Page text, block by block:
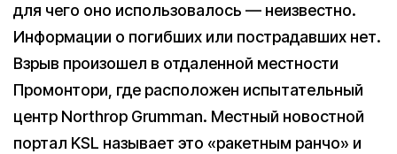
для чего оно использовалось — неизвестно.
Информации о погибших или пострадавших нет.
Взрыв произошел в отдаленной местности
Промонтори, где расположен испытательный
центр Northrop Grumman. Местный новостной
портал KSL называет это «ракетным ранчо» и